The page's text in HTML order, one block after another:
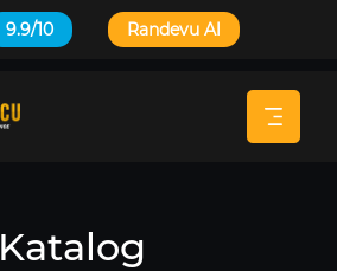
9.9/10 Randevu Al
Katalog